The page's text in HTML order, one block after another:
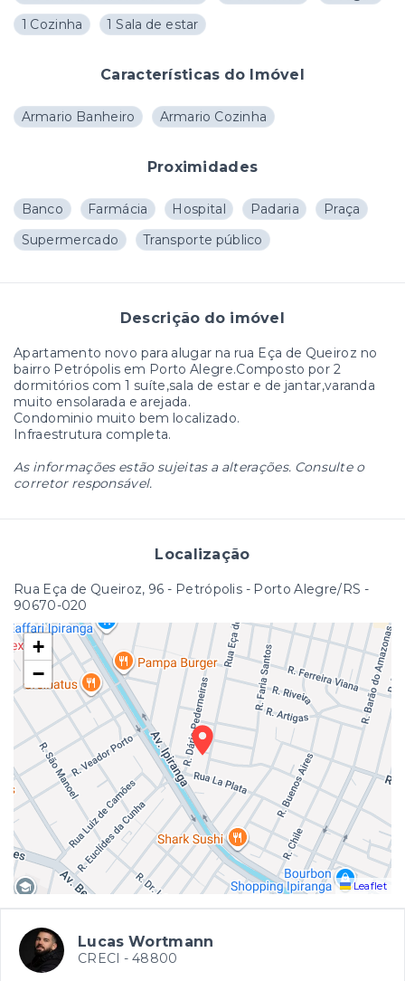
1 Cozinha
1 Sala de estar
Características do Imóvel
Armario Banheiro Armario Cozinha
Proximidades
Banco Farmácia Hospital Padaria
Praça
Supermercado
Transporte público
Descrição do imóvel
Apartamento novo para alugar na rua Eça de Queiroz no
bairro Petrópolis em Porto Alegre.Composto por 2
dormitórios com 1 suíte,sala de estar e de jantar,varanda
muito ensolarada e arejada.
Condominio muito bem localizado.
Infraestrutura completa.
As informações estão sujeitas a alterações. Consulte o
corretor responsável.
Localização
Rua Eça de Queiroz, 96 - Petrópolis - Porto Alegre/RS -
90670-020
+
−
Leaflet
Lucas Wortmann
CRECI - 48800